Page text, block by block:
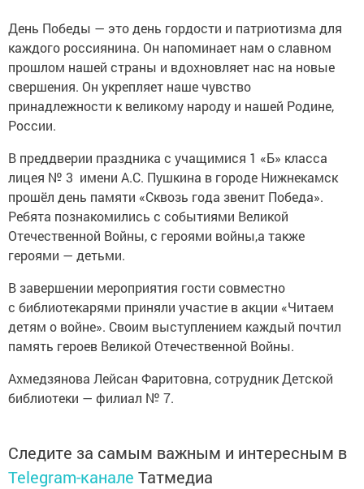
День Победы — это день гордости и патриотизма для
каждого россиянина. Он напоминает нам о славном
прошлом нашей страны и вдохновляет нас на новые
свершения. Он укрепляет наше чувство
принадлежности к великому народу и нашей Родине,
России.
В преддверии праздника с учащимися 1 «Б» класса
лицея № 3 имени А.С. Пушкина в городе Нижнекамск
прошёл день памяти «Сквозь года звенит Победа».
Ребята познакомились с событиями Великой
Отечественной Войны, с героями войны,а также
героями — детьми.
В завершении мероприятия гости совместно
с библиотекарями приняли участие в акции «Читаем
детям о войне». Своим выступлением каждый почтил
память героев Великой Отечественной Войны.
Ахмедзянова Лейсан Фаритовна, сотрудник Детской
библиотеки — филиал № 7.
Следите за самым важным и интересным в
Telegram-канале Татмедиа